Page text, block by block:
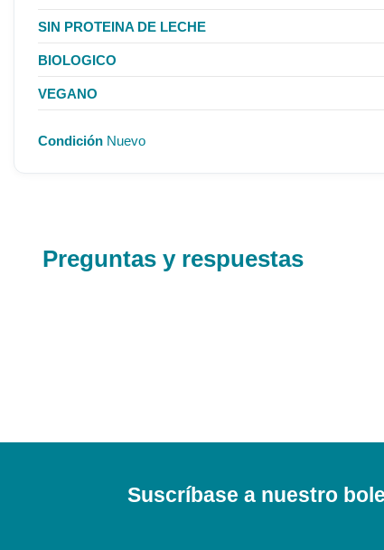
SIN PROTEINA DE LECHE
BIOLOGICO
VEGANO
Condición Nuevo
Preguntas y respuestas
Suscríbase a nuestro